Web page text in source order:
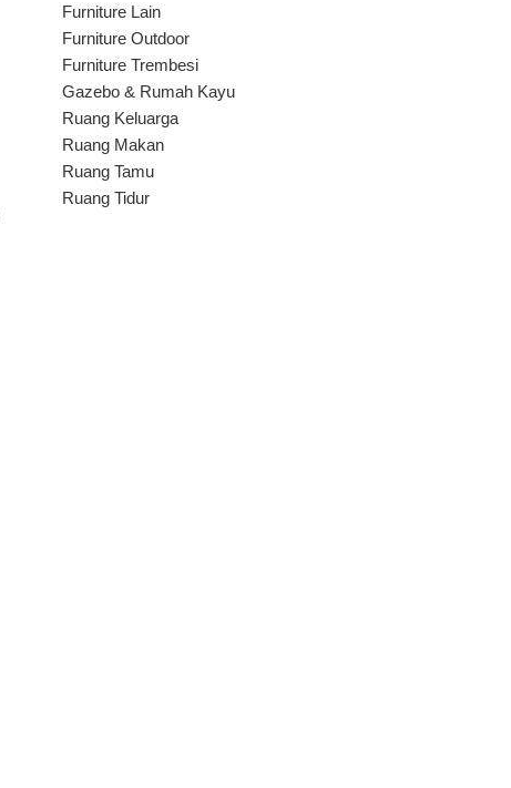
Furniture Lain
Furniture Outdoor
Furniture Trembesi
Gazebo & Rumah Kayu
Ruang Keluarga
Ruang Makan
Ruang Tamu
Ruang Tidur